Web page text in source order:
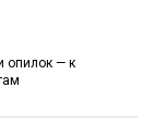
опилок — к